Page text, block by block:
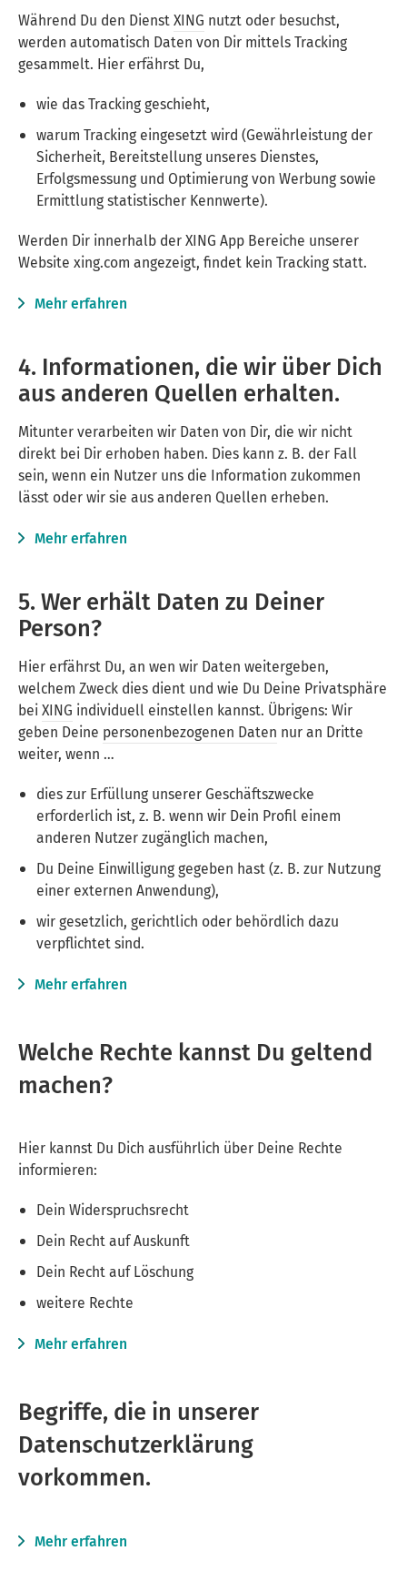
Während Du den DienstXING nutzt oder besuchst,
werden automatisch Daten von Dir mittels Tracking
gesammelt. Hier erfährst Du,
wie das Tracking geschieht,
warum Tracking eingesetzt wird (Gewährleistung der
Sicherheit, Bereitstellung unseres Dienstes,
Erfolgsmessung und Optimierung von Werbung sowie
Ermittlung statistischer Kennwerte).
Werden Dir innerhalb der XING App Bereiche unserer
Website xing.com angezeigt, findet kein Tracking statt.
Mehr erfahren
4. Informationen, die wir über Dich
aus anderen Quellen erhalten.
Mitunter verarbeiten wir Daten von Dir, die wir nicht
direkt bei Dir erhoben haben. Dies kann z. B. der Fall
sein, wenn ein Nutzer uns die Information zukommen
lässt oder wir sie aus anderen Quellen erheben.
Mehr erfahren
5. Wer erhält Daten zu Deiner
Person?
Hier erfährst Du, an wen wir Daten weitergeben,
welchem Zweck dies dient und wie Du Deine Privatsphäre
beiXING individuell einstellen kannst. Übrigens: Wir
geben Deine personenbezogenen Daten nur an Dritte
weiter, wenn …
dies zur Erfüllung unserer Geschäftszwecke
erforderlich ist, z. B. wenn wir Dein Profil einem
anderen Nutzer zugänglich machen,
Du Deine Einwilligung gegeben hast (z. B. zur Nutzung
einer externen Anwendung),
wir gesetzlich, gerichtlich oder behördlich dazu
verpflichtet sind.
Mehr erfahren
Welche Rechte kannst Du geltend
machen?
Hier kannst Du Dich ausführlich über Deine Rechte
informieren:
Dein Widerspruchsrecht
Dein Recht auf Auskunft
Dein Recht auf Löschung
weitere Rechte
Mehr erfahren
Begriffe, die in unserer
Datenschutzerklärung
vorkommen.
Mehr erfahren